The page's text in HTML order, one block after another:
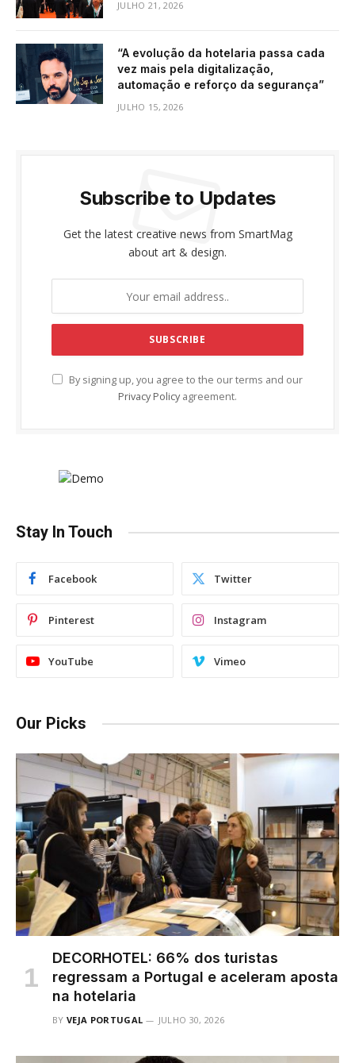
JULHO 21, 2026
“A evolução da hotelaria passa cada
vez mais pela digitalização,
automação e reforço da segurança”
JULHO 15, 2026
Subscribe to Updates
Get the latest creative news from SmartMag
about art & design.
By signing up, you agree to the our terms and our
Privacy Policy agreement.
Stay In Touch
Facebook Twitter
Pinterest Instagram
YouTube Vimeo
Our Picks
DECORHOTEL: 66% dos turistas
regressam a Portugal e aceleram aposta
na hotelaria
BY VEJA PORTUGAL JULHO 30, 2026